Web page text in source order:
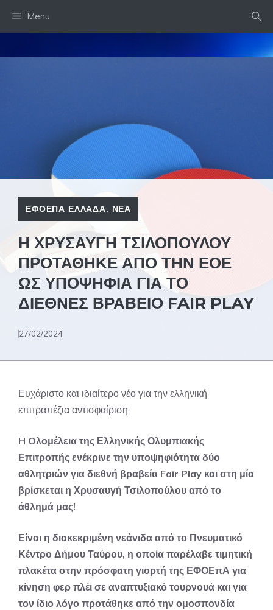
Menu
ΕΦΟΕΠΑ ΕΛΛΑΔΑ, ΝΕΑ
Η ΧΡΥΣΑΥΓΗ ΤΣΙΛΟΠΟΥΛΟΥ
ΠΡΟΤΑΘΗΚΕ ΑΠΟ ΤΗΝ ΕΟΕ
ΩΣ ΥΠΟΨΗΦΙΑ ΓΙΑ ΤΟ
ΔΙΕΘΝΕΣ ΒΡΑΒΕΙΟ FAIR PLAY
27/02/2024
Ευχάριστο και ιδιαίτερο νέο για την ελληνική
επιτραπέζια αντισφαίριση.
H Oλομέλεια της Ελληνικής Ολυμπιακής
Επιτροπής ενέκρινε την υποψηφιότητα δύο
αθλητριών για διεθνή βραβεία Fair Play και στη μία
βρίσκεται η Χρυσαυγή Τσιλοπούλου από το
άθλημά μας!
Είναι η διακεκριμένη νεάνιδα από το Πνευματικό
Κέντρο Δήμου Ταύρου, η οποία παρέλαβε τιμητική
πλακέτα στην πρόσφατη γιορτή της ΕΦΟΕπΑ για
κίνηση φερ πλέι σε αναπτυξιακό τουρνουά και για
τον ίδιο λόγο προτάθηκε από την ομοσπονδία